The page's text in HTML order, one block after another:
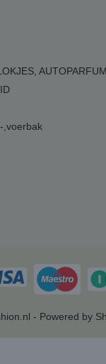
,voerbak
- Powered by